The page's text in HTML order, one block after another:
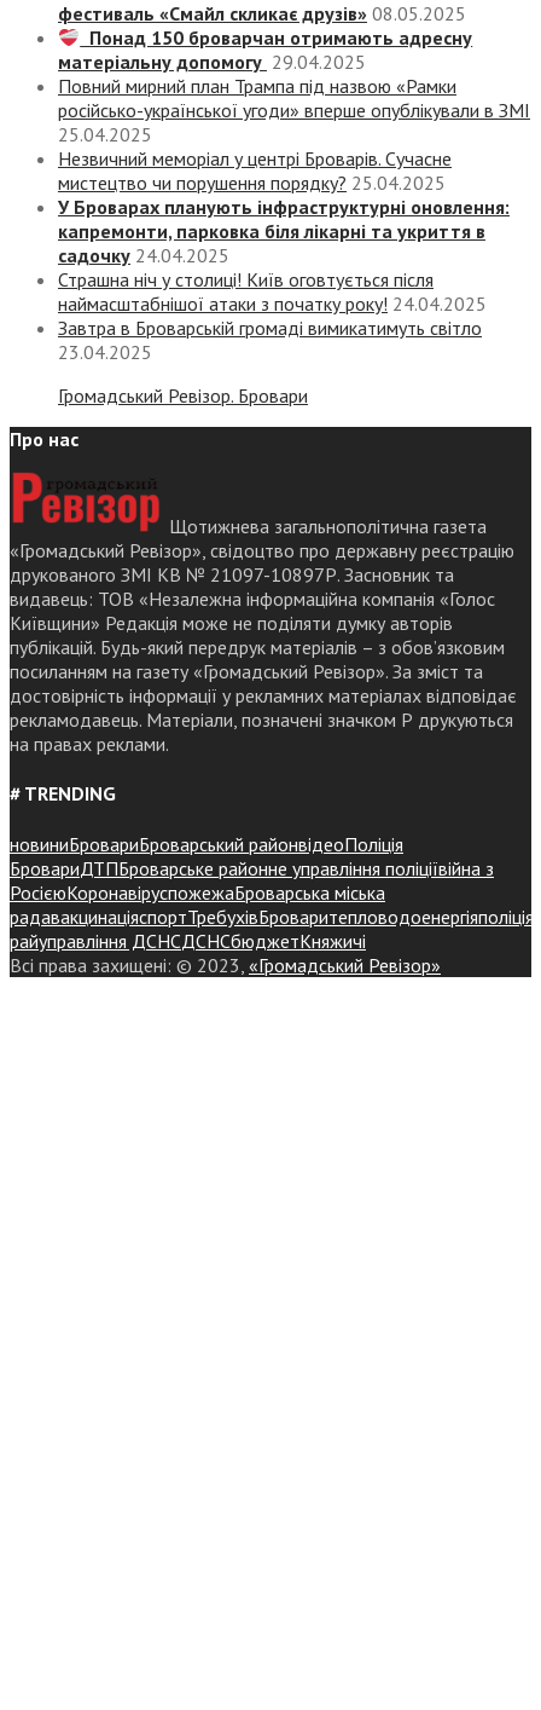
фестиваль «Смайл скликає друзів» 08.05.2025
Понад 150 броварчан отримають адресну
матеріальну допомогу 29.04.2025
Повний мирний план Трампа під назвою «‎Рамки
російсько-української угоди» вперше опублікували в ЗМІ
25.04.2025
Незвичний меморіал у центрі Броварів. Сучасне
мистецтво чи порушення порядку? 25.04.2025
У Броварах планують інфраструктурні оновлення:
капремонти, парковка біля лікарні та укриття в
садочку 24.04.2025
Страшна ніч у столиці! Київ оговтується після
наймасштабнішої атаки з початку року! 24.04.2025
Завтра в Броварській громаді вимикатимуть світло
23.04.2025
Громадський Ревізор. Бровари
Про нас
Щотижнева загальнополітична газета
«Громадський Ревізор», свідоцтво про державну реєстрацію
друкованого ЗМІ КВ № 21097-10897Р. Засновник та
видавець: ТОВ «Незалежна інформаційна компанія «Голос
Київщини» Редакція може не поділяти думку авторів
публікацій. Будь-який передрук матеріалів – з обов’язковим
посиланням на газету «Громадський Ревізор». За зміст та
достовірність інформації у рекламних матеріалах відповідає
рекламодавець. Матеріали, позначені значком Р друкуються
на правах реклами.
# TRENDING
новиниБровариБроварський районвідеоПоліція
БровариДТПБроварське районне управління поліціївійна з
РосієюКоронавіруспожежаБроварська міська
радавакцинаціяспортТребухівБроваритепловодоенергіяполіція
райуправління ДСНСДСНСбюджетКняжичі
Всі права захищені: © 2023, «Громадський Ревізор»